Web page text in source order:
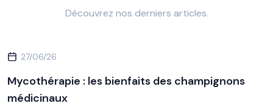
Découvrez nos derniers articles.
27/06/26
Mycothérapie : les bienfaits des champignons
médicinaux